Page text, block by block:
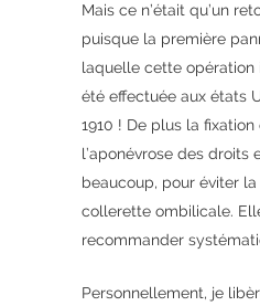
Mais ce n’était qu’un
puisque la première
laquelle cette opération
été effectuée aux états
1910 ! De plus la
l’aponévrose des droits
beaucoup, pour éviter
collerette ombilicale.
recommander
Personnellement, je